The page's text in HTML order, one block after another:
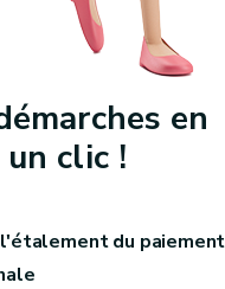
en
un clic !
du